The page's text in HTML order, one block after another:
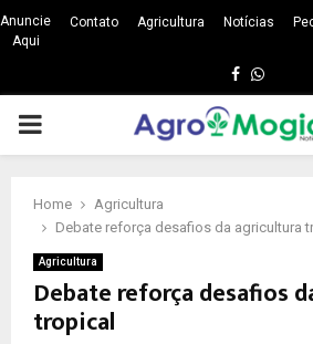
Anuncie
Aqui
Contato Agricultura Notícias
Facebook
PRIMARY
Home
Agricultura
Debate reforça desafios da agricultura
Agricultura
Debate reforça desafios
tropical